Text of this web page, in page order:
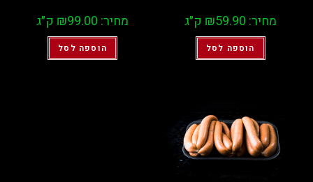
מחיר: ₪59.90 ק״ג
הוספה לסל
מחיר: ₪99.00 ק״ג
הוספה לסל